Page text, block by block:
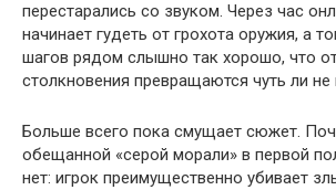
перестарались со звуком. Через час
начинает гудеть от грохота оружия, а
шагов рядом слышно так хорошо, что
столкновения превращаются чуть ли не
Больше всего пока смущает сюжет.
обещанной «серой морали» в первой
нет: игрок преимущественно убивает